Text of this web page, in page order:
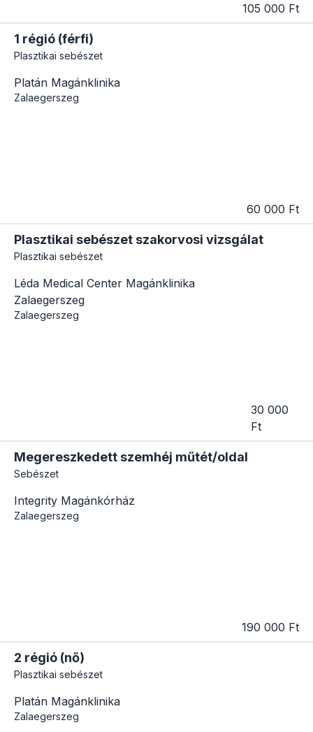
105 000 Ft
1 régió (férfi)
Plasztikai sebészet
Platán Magánklinika
Zalaegerszeg
60 000 Ft
Plasztikai sebészet szakorvosi vizsgálat
Plasztikai sebészet
Léda Medical Center Magánklinika
Zalaegerszeg
Zalaegerszeg
30 000
Ft
Megereszkedett szemhéj műtét/oldal
Sebészet
Integrity Magánkórház
Zalaegerszeg
190 000 Ft
2 régió (nő)
Plasztikai sebészet
Platán Magánklinika
Zalaegerszeg